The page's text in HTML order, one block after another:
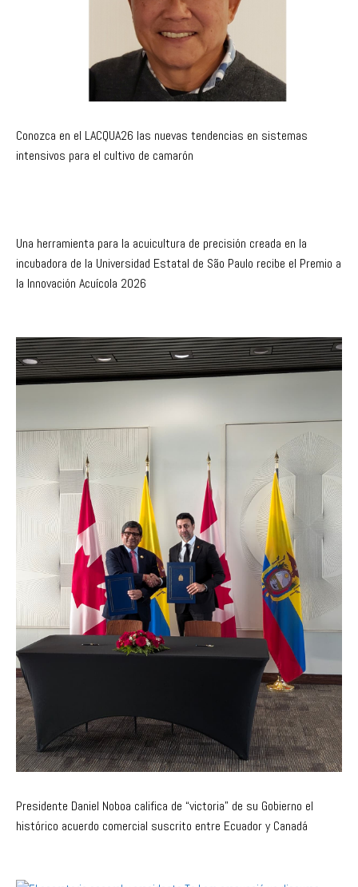
Conozca en el LACQUA26 las nuevas tendencias en sistemas
intensivos para el cultivo de camarón
Una herramienta para la acuicultura de precisión creada en la
incubadora de la Universidad Estatal de São Paulo recibe el Premio a
la Innovación Acuícola 2026
Presidente Daniel Noboa califica de “victoria” de su Gobierno el
histórico acuerdo comercial suscrito entre Ecuador y Canadá